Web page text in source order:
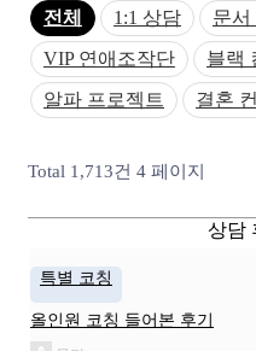
전체 1:1 상담 문서
VIP 연애조작단
블랙
알파 프로젝트
결혼
Total 1,713건 4 페이지
상담
특별 코칭
올인원 코칭 들어본 후기